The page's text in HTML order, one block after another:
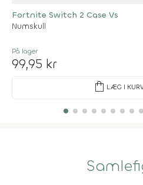
Fortnite Switch 2 Case Vs
Numskull
På lager
99,95 kr
shopping_bag LÆG I